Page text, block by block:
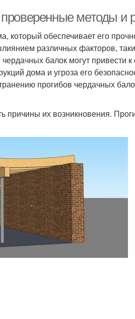
методы и
обеспечивает его
различных факторов,
балок могут привести
дома и угроза его
прогибов чердачных
причины их возникновения.